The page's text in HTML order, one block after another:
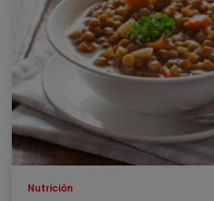
Nutrición